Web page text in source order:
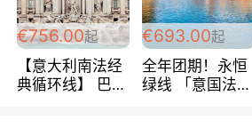
€756.00起
【意大利南法经
典循环线】 巴黎
€693.00起
全年团期！永恒
绿线 「意国法